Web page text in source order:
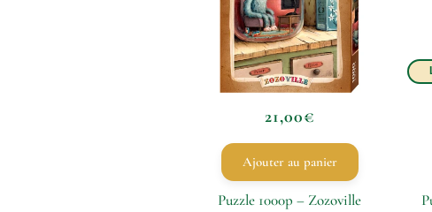
21,00€
Ajouter au panier
Puzzle 1000p – Zozoville